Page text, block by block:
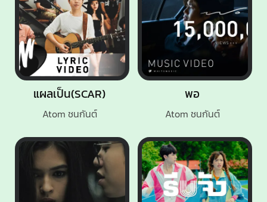
แผลเป็น(SCAR)
Atom ชนกันต์
พอ
Atom ชนกันต์